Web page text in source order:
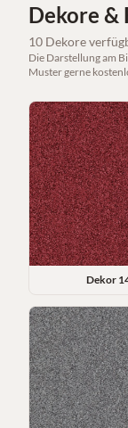
Dekore &
10 Dekore
Die Darstellung am
Muster gerne
Dekor